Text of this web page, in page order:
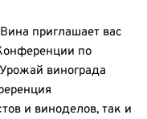
приглашает вас
по
винограда
и виноделов, так и